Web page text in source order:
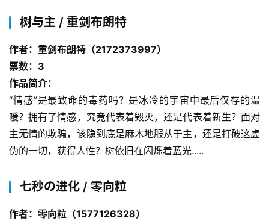
树与主 / 重剑布朗特
作者：重剑布朗特（2172373997）
票数：3
作品简介：
“情感”是最致命的毒药吗？是冰冷的宇宙中最后仅存的温
暖？拥有了情感，究竟代表着毁灭，还是代表着新生？面对
主无情的欺骗，该隐到底是麻木地服从于主，还是打破这虚
伪的一切，获得人性？树依旧在闪烁着蓝光.....
七秒の进化 / 零向粒
作者：零向粒（1577126328）